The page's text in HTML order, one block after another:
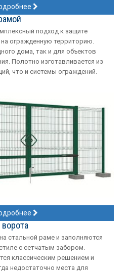
подход к защите
на огражденную территорию.
дома, так и для объектов
Полотно изготавливается из
что и системы ограждений.
стальной раме и заполняются
с сетчатым забором.
классическим решением и
недостаточно места для